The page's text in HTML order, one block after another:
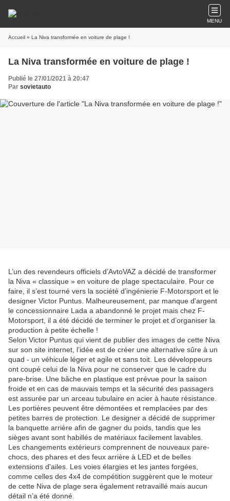
MENU
Accueil » La Niva transformée en voiture de plage !
La Niva transformée en voiture de plage !
Publié le 27/01/2021 à 20:47
Par sovietauto
L’un des revendeurs officiels d’AvtoVAZ a décidé de transformer
la Niva « classique » en voiture de plage spectaculaire. Pour ce
faire, il s’est tourné vers la société d’ingénierie F-Motorsport et le
designer Victor Puntus. Malheureusement, par manque d'argent
le concessionnaire Lada a abandonné le projet mais chez F-
Motorsport, il a été décidé de terminer le projet et d’organiser la
production à petite échelle !
Selon Victor Puntus qui vient de publier des images de cette Niva
sur son site internet, l’idée est de créer une alternative sûre à un
quad - un véhicule léger et agile et sans toit. Les développeurs
ont coupé celui de la Niva pour ne conserver que le cadre du
pare-brise. Une bâche en plastique est prévue pour la saison
froide et en cas de mauvais temps et la sécurité des passagers
est assurée par un arceau tubulaire en acier à haute résistance.
Les portières peuvent être démontées et remplacées par des
petites barres de protection. Le designer a décidé de supprimer
la banquette arrière afin de gagner du poids, tandis que les
sièges avant sont habillés de matériaux facilement lavables.
Les changements extérieurs comprennent de nouveaux pare-
chocs, des phares et des feux arrière à LED et de belles
extensions d'ailes. Les voies élargies et les jantes forgées,
comme celles des 4x4 de compétition suggèrent que le moteur
de cette Niva de plage sera également retravaillé mais aucun
détail n’a été donné.